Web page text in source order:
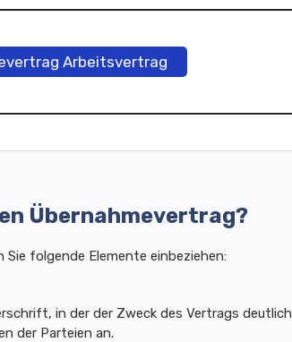
Arbeitsvertrag
Übernahmevertrag?
folgende Elemente einbeziehen:
in der der Zweck des Vertrags deutlich
der Parteien an.